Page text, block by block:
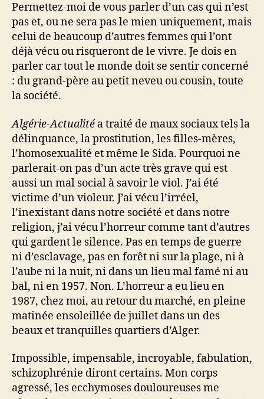
Permettez-moi de vous parler d’un cas qui n’est
pas et, ou ne sera pas le mien uniquement, mais
celui de beaucoup d’autres femmes qui l’ont
déjà vécu ou risqueront de le vivre. Je dois en
parler car tout le monde doit se sentir concerné
: du grand-père au petit neveu ou cousin, toute
la société.
Algérie-Actualité a traité de maux sociaux tels la
délinquance, la prostitution, les filles-mères,
l’homosexualité et même le Sida. Pourquoi ne
parlerait-on pas d’un acte très grave qui est
aussi un mal social à savoir le viol. J’ai été
victime d’un violeur. J’ai vécu l’irréel,
l’inexistant dans notre société et dans notre
religion, j’ai vécu l’horreur comme tant d’autres
qui gardent le silence. Pas en temps de guerre
ni d’esclavage, pas en forêt ni sur la plage, ni à
l’aube ni la nuit, ni dans un lieu mal famé ni au
bal, ni en 1957. Non. L’horreur a eu lieu en
1987, chez moi, au retour du marché, en pleine
matinée ensoleillée de juillet dans un des
beaux et tranquilles quartiers d’Alger.
Impossible, impensable, incroyable, fabulation,
schizophrénie diront certains. Mon corps
agressé, les ecchymoses douloureuses me